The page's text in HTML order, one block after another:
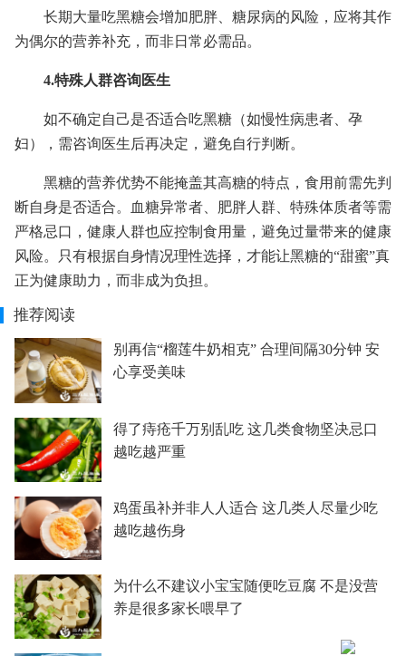
长期大量吃黑糖会增加肥胖、糖尿病的风险，应将其作
为偶尔的营养补充，而非日常必需品。
4.特殊人群咨询医生
如不确定自己是否适合吃黑糖（如慢性病患者、孕
妇），需咨询医生后再决定，避免自行判断。
黑糖的营养优势不能掩盖其高糖的特点，食用前需先判
断自身是否适合。血糖异常者、肥胖人群、特殊体质者等需
严格忌口，健康人群也应控制食用量，避免过量带来的健康
风险。只有根据自身情况理性选择，才能让黑糖的“甜蜜”真
正为健康助力，而非成为负担。
推荐阅读
别再信“榴莲牛奶相克” 合理间隔30分钟 安
心享受美味
得了痔疮千万别乱吃 这几类食物坚决忌口
越吃越严重
鸡蛋虽补并非人人适合 这几类人尽量少吃
越吃越伤身
为什么不建议小宝宝随便吃豆腐 不是没营
养是很多家长喂早了